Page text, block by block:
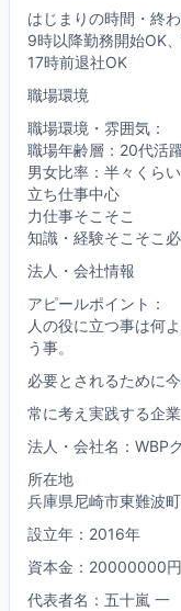
はじまりの時間・終
9時以降勤務開始OK
17時前退社OK
職場環境
職場環境・雰囲気：
職場年齢層：20代活
男女比率：半々くらい
立ち仕事中心
力仕事そこそこ
知識・経験そこそこ
法人・会社情報
アピールポイント：
人の役に立つ事は何
う事。
必要とされるために
常に考え実践する企
法人・会社名：WBP
所在地
兵庫県尼崎市東難波
設立年：2016年
資本金：20000000円
代表者名：五十嵐 一